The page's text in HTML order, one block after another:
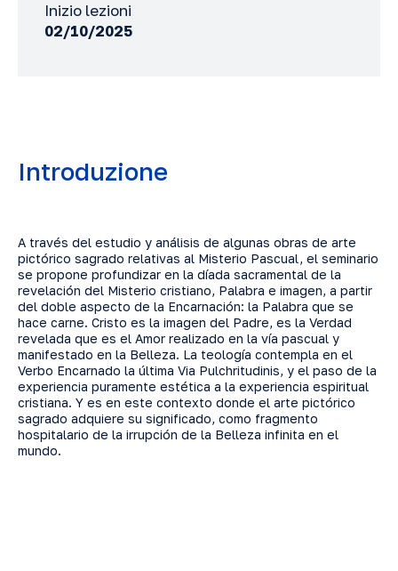
Inizio lezioni
02/10/2025
Introduzione
A través del estudio y análisis de algunas obras de arte
pictórico sagrado relativas al Misterio Pascual, el seminario
se propone profundizar en la díada sacramental de la
revelación del Misterio cristiano, Palabra e imagen, a partir
del doble aspecto de la Encarnación: la Palabra que se
hace carne. Cristo es la imagen del Padre, es la Verdad
revelada que es el Amor realizado en la vía pascual y
manifestado en la Belleza. La teología contempla en el
Verbo Encarnado la última Via Pulchritudinis, y el paso de la
experiencia puramente estética a la experiencia espiritual
cristiana. Y es en este contexto donde el arte pictórico
sagrado adquiere su significado, como fragmento
hospitalario de la irrupción de la Belleza infinita en el
mundo.